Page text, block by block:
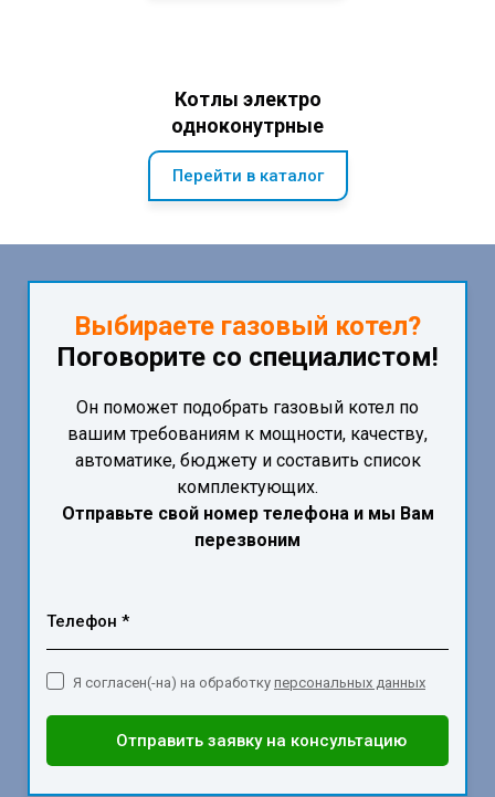
Котлы электро
одноконутрные
Перейти в каталог
Выбираете газовый котел?
Поговорите со специалистом!
Он поможет подобрать газовый котел по
вашим требованиям к мощности, качеству,
автоматике, бюджету и составить список
комплектующих.
Отправьте свой номер телефона и мы Вам
перезвоним
Телефон *
Отправить заявку на консультацию
Я согласен(-на) на обработку персональных данных